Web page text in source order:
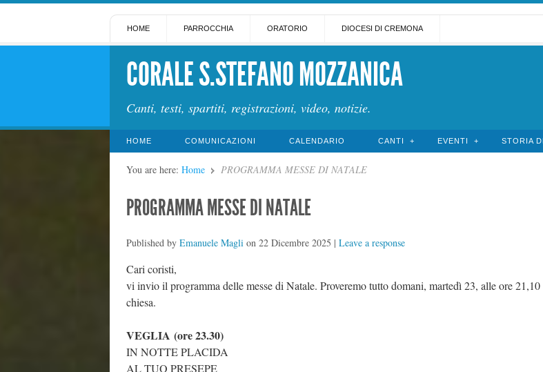
HOME PARROCCHIA ORATORIO DIOCESI DI CREMONA
CORALE S.STEFANO MOZZANICA
Canti, testi, spartiti, registrazioni, video, notizie.
HOME COMUNICAZIONI CALENDARIO CANTI EVENTI STORIA
You are here: Home PROGRAMMA MESSE DI NATALE
PROGRAMMA MESSE DI NATALE
Published by Emanuele Maglion 22 Dicembre 2025 | Leave a response
Cari coristi,
vi invio il programma delle messe di Natale. Proveremo tutto domani, martedì 23, alle ore
chiesa.
VEGLIA (ore 23.30)
IN NOTTE PLACIDA
AL TUO PRESEPE